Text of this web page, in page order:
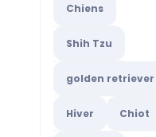
Chiens
Shih Tzu
golden retriever
Hiver Chiot